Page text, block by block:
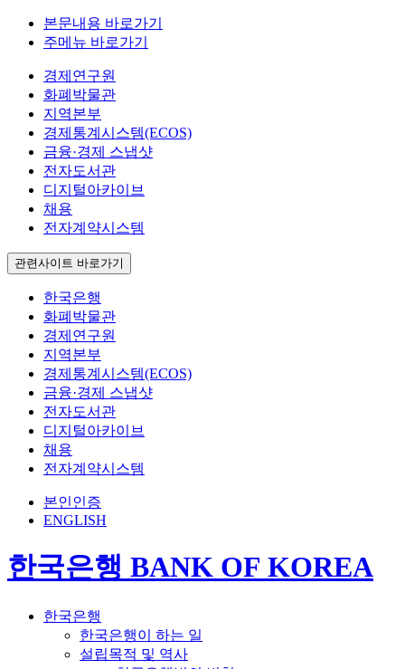
본문내용 바로가기
주메뉴 바로가기
경제연구원
화폐박물관
지역본부
경제통계시스템(ECOS)
금융·경제 스냅샷
전자도서관
디지털아카이브
채용
전자계약시스템
관련사이트 바로가기
한국은행
화폐박물관
경제연구원
지역본부
경제통계시스템(ECOS)
금융·경제 스냅샷
전자도서관
디지털아카이브
채용
전자계약시스템
본인인증
ENGLISH
한국은행 BANK OF KOREA
한국은행
한국은행이 하는 일
설립목적 및 역사